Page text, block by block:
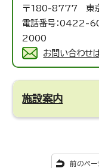
〒180-8777 東
電話番号：0422-
2000
お問い合わせ
施設案内
前のペー